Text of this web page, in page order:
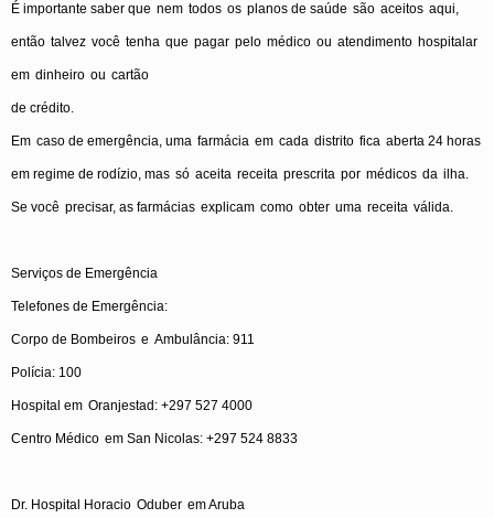
É importante saber que nem todos os planos de saúde são aceitos aqui,
então talvez você tenha que pagar pelo médico ou atendimento hospitalar
em dinheiro ou cartão
de crédito.
Em caso de emergência, uma farmácia em cada distrito fica aberta 24 horas
em regime de rodízio, mas só aceita receita prescrita por médicos da ilha.
Se você precisar, as farmácias explicam como obter uma receita válida.
Serviços de Emergência
Telefones de Emergência:
Corpo de Bombeiros e Ambulância: 911
Polícia: 100
Hospital em Oranjestad : +297 527 4000
Centro Médico em San Nicolas: +297 524 8833
Dr. Hospital Horacio Oduber emAruba